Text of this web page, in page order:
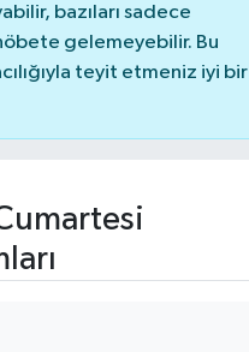
bazıları sadece
gelemeyebilir. Bu
teyit etmeniz iyi bir